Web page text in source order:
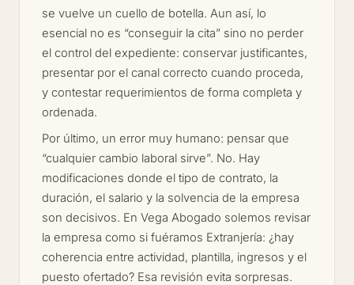
se vuelve un cuello de botella. Aun así, lo
esencial no es “conseguir la cita” sino no perder
el control del expediente: conservar justificantes,
presentar por el canal correcto cuando proceda,
y contestar requerimientos de forma completa y
ordenada.
Por último, un error muy humano: pensar que
“cualquier cambio laboral sirve”. No. Hay
modificaciones donde el tipo de contrato, la
duración, el salario y la solvencia de la empresa
son decisivos. En Vega Abogado solemos revisar
la empresa como si fuéramos Extranjería: ¿hay
coherencia entre actividad, plantilla, ingresos y el
puesto ofertado? Esa revisión evita sorpresas.